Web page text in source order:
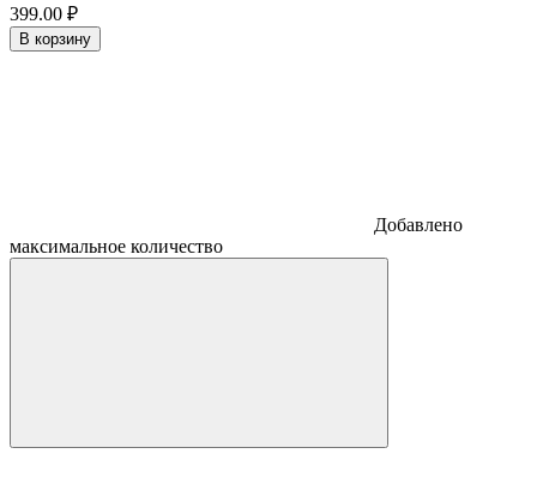
399.00 ₽
В корзину
Добавлено
максимальное количество